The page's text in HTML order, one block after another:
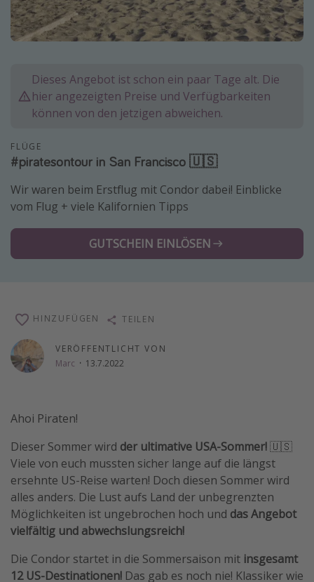
Normandie Urlaub
Goa Urlaub
Kefalonia Urlaub
Krabi Urlaub
Sri Lanka Rundreise
Reisethemen
Alle Reisethemen
Roadtrips
Singlereisen
Strandurlaub
Hotels in Hamburg
Hotels in Amsterdam
Hotels am Achensee
Weitere Themen
Reise Journal
Familienurlaub in der Türkei
Dieses Angebot ist schon ein paar Tage alt. Die
hier angezeigten Preise und Verfügbarkeiten
können von den jetzigen abweichen.
FLÜGE
#piratesontour in San Francisco 🇺🇸
Wir waren beim Erstflug mit Condor dabei! Einblicke
vom Flug + viele Kalifornien Tipps
GUTSCHEIN EINLÖSEN
VERÖFFENTLICHT VON
Marc · 13.7.2022
HINZUFÜGEN TEILEN
Ahoi Piraten!
Dieser Sommer wird der ultimative USA-Sommer!🇺🇸
Viele von euch mussten sicher lange auf die längst
ersehnte US-Reise warten! Doch diesen Sommer wird
alles anders. Die Lust aufs Land der unbegrenzten
Möglichkeiten ist ungebrochen hoch und das Angebot
vielfältig und abwechslungsreich!
Die Condor startet in die Sommersaison mit insgesamt
12 US-Destinationen! Das gab es noch nie! Klassiker wie